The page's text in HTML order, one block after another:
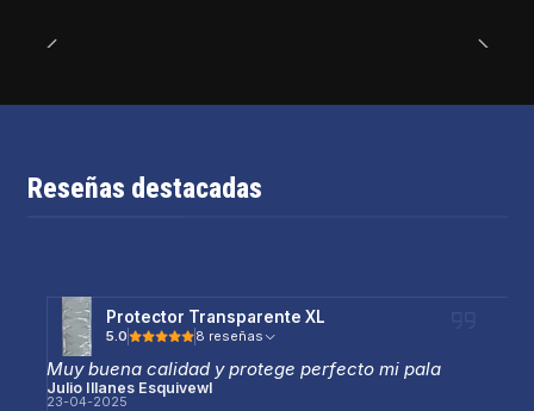
Reseñas destacadas
Protector Transparente XL
5.0 8 reseñas
Muy buena calidad y protege perfecto mi pala
Julio Illanes Esquivewl
23-04-2025